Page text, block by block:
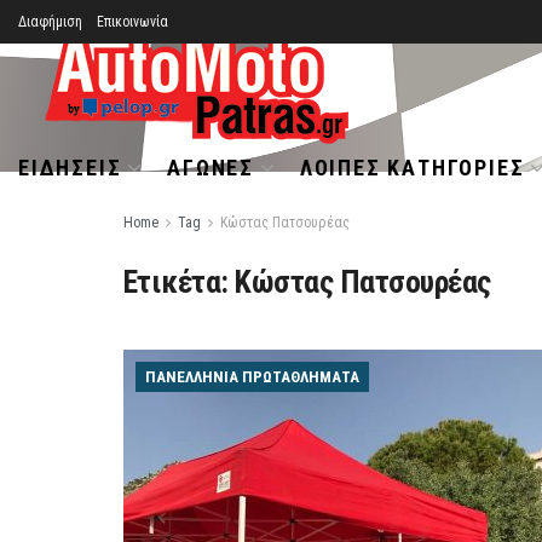
Διαφήμιση Επικοινωνία
ΕΙΔΉΣΕΙΣ ΑΓΏΝΕΣ ΛΟΙΠΈΣ ΚΑΤΗΓΟΡΊΕΣ
Home Tag Κώστας Πατσουρέας
Ετικέτα: Κώστας Πατσουρέας
ΠΑΝΕΛΛΉΝΙΑ ΠΡΩΤΑΘΛΉΜΑΤΑ